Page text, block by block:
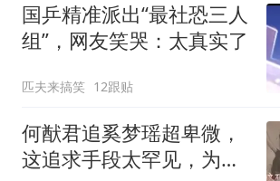
国乒精准派出“最社恐三人
组”，网友笑哭：太真实了
匹夫来搞笑 12跟贴
何猷君追奚梦瑶超卑微，
这追求手段太罕见，为爱